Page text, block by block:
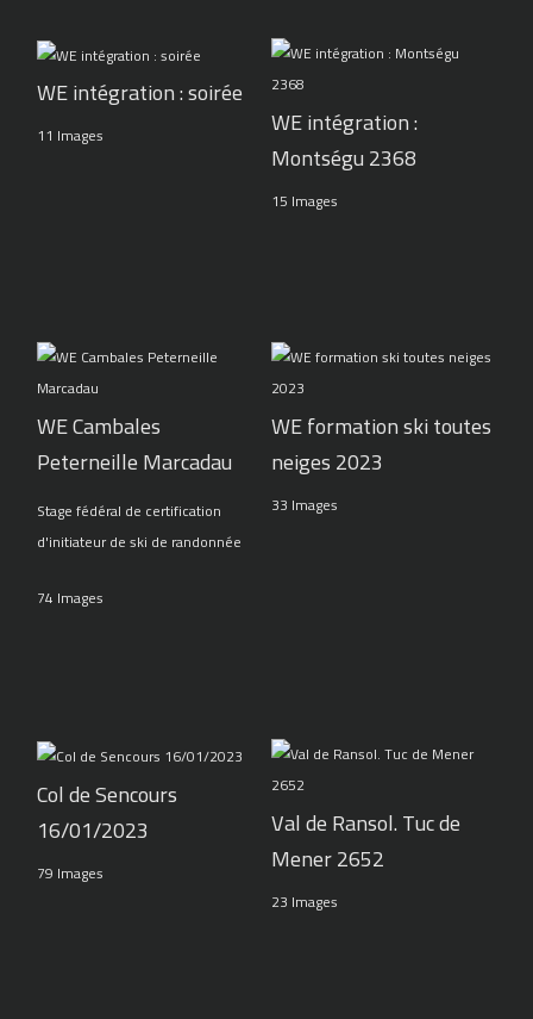
WE intégration : soirée
11 Images
WE intégration :
Montségu 2368
15 Images
WE Cambales
Peterneille Marcadau
Stage fédéral de certification
d'initiateur de ski de randonnée
74 Images
WE formation ski toutes
neiges 2023
33 Images
Col de Sencours
16/01/2023
79 Images
Val de Ransol. Tuc de
Mener 2652
23 Images